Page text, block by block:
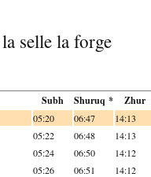
selle la forge
Subh Shuruq * Zhur
05:20 06:47 14:13
05:22 06:48 14:13
05:24 06:50 14:12
05:26 06:51 14:12